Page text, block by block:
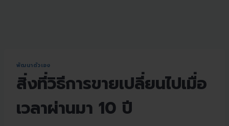
พัฒนาตัวเอง
สิ่งที่วิธีการขายเปลี่ยนไปเมื่อ
เวลาผ่านมา 10 ปี